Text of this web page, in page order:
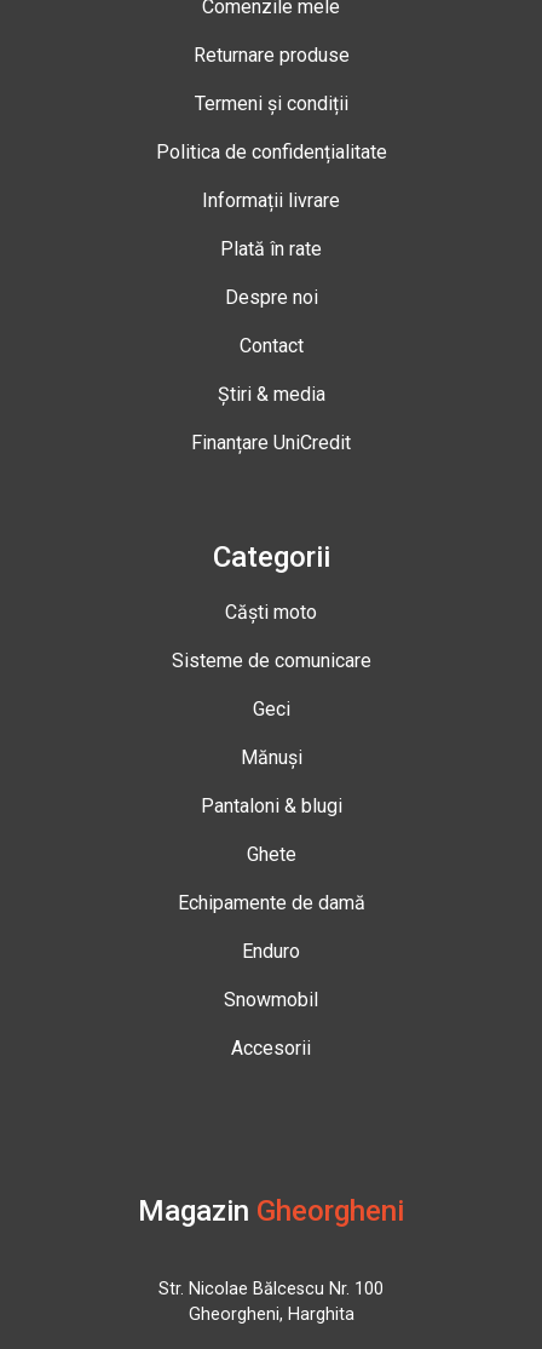
Comenzile mele
Returnare produse
Termeni și condiții
Politica de confidențialitate
Informații livrare
Plată în rate
Despre noi
Contact
Știri & media
Finanțare UniCredit
Categorii
Căști moto
Sisteme de comunicare
Geci
Mănuși
Pantaloni & blugi
Ghete
Echipamente de damă
Enduro
Snowmobil
Accesorii
Magazin Gheorgheni
Str. Nicolae Bălcescu Nr. 100
Gheorgheni, Harghita